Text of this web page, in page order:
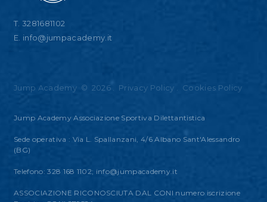
T. 3281681102
E. info@jumpacademy.it
Jump Academy © 2026 . Privacy Policy . Cookies Policy
Jump Academy Associazione Sportiva Dilettantistica
Sede operativa : Via L. Spallanzani, 4/6 Albano Sant'Alessandro
(BG)
Telefono: 328 168 1102; info@jumpacademy.it
ASSOCIAZIONE RICONOSCIUTA DAL CONI numero iscrizione